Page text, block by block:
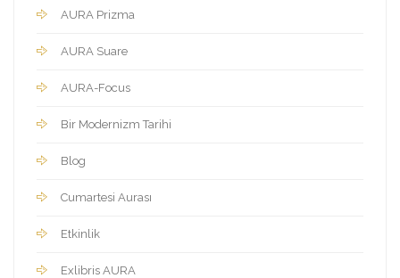
AURA Prizma
AURA Suare
AURA-Focus
Bir Modernizm Tarihi
Blog
Cumartesi Aurası
Etkinlik
Exlibris AURA